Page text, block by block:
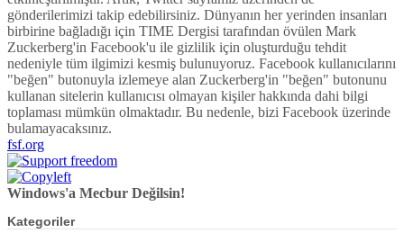
gönderilerimizi takip edebilirsiniz. Dünyanın her yerinden insanları
birbirine bağladığı için TIME Dergisi tarafından övülen Mark
Zuckerberg'in Facebook'u ile gizlilik için oluşturduğu tehdit
nedeniyle tüm ilgimizi kesmiş bulunuyoruz. Facebook kullanıcılarını
"beğen" butonuyla izlemeye alan Zuckerberg'in "beğen" butonunu
kullanan sitelerin kullanıcısı olmayan kişiler hakkında dahi bilgi
toplaması mümkün olmaktadır. Bu nedenle, bizi Facebook üzerinde
bulamayacaksınız.
fsf.org
Windows'a Mecbur Değilsin!
Kategoriler